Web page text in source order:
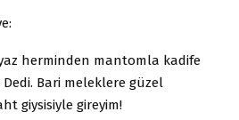
herminden mantomla kadife
Bari meleklere güzel
giysisiyle gireyim!